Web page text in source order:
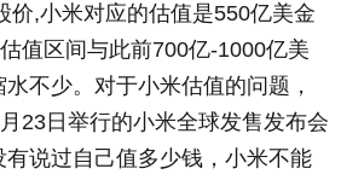
价,小米对应的估值是550亿美金
值区间与此前700亿-1000亿美
不少。对于小米估值的问题，
23日举行的小米全球发售发布会
有说过自己值多少钱，小米不能